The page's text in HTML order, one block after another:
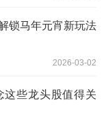
锁马年元宵新玩法
2026-03-02
这些龙头股值得关